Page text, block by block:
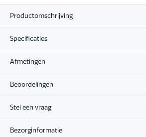
Productomschrijving
Specificaties
Afmetingen
Beoordelingen
Stel een vraag
Bezorginformatie